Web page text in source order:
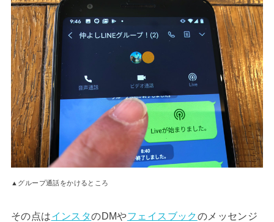
▲グループ通話をかけるところ
その点はインスタのDMやフェイスブックのメッセンジ